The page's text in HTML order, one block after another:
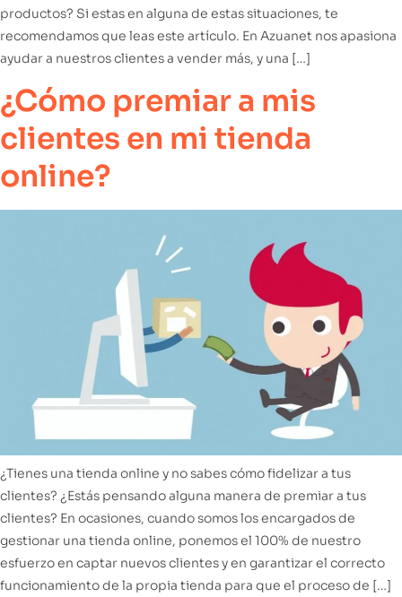
productos? Si estas en alguna de estas situaciones, te
recomendamos que leas este artículo. En Azuanet nos apasiona
ayudar a nuestros clientes a vender más, y una […]
¿Cómo premiar a mis
clientes en mi tienda
online?
¿Tienes una tienda online y no sabes cómo fidelizar a tus
clientes? ¿Estás pensando alguna manera de premiar a tus
clientes? En ocasiones, cuando somos los encargados de
gestionar una tienda online, ponemos el 100% de nuestro
esfuerzo en captar nuevos clientes y en garantizar el correcto
funcionamiento de la propia tienda para que el proceso de […]